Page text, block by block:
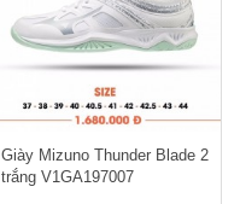
Giày Mizuno Thunder Blade 2
trắng V1GA197007